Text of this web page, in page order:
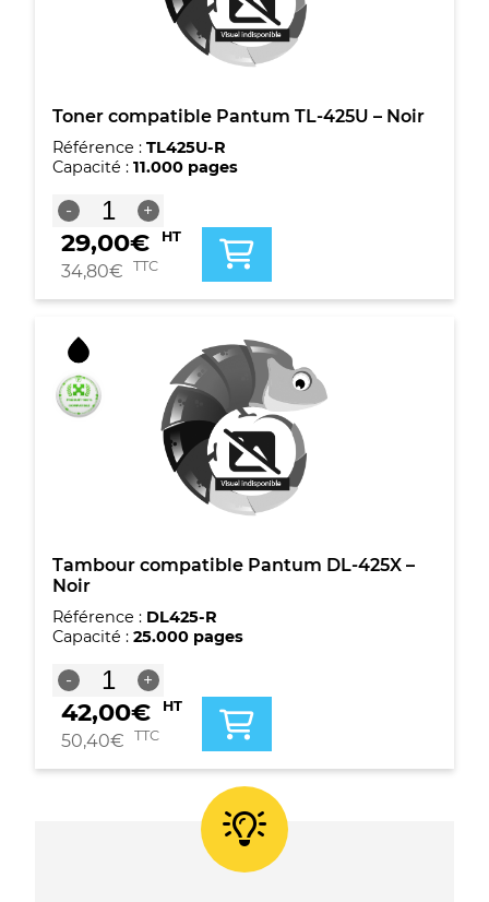
Toner compatible Pantum TL-425U – Noir
Référence : TL425U-R
Capacité : 11.000 pages
-
quantité
de
Toner
compatible
Pantum
TL-
-
Noir
+
29,00€ HT
34,80€ TTC
Tambour compatible Pantum DL-425X –
Noir
Référence : DL425-R
Capacité : 25.000 pages
-
quantité
de
Tambour
compatible
Pantum
DL-
+
42,00€ HT
50,40€ TTC